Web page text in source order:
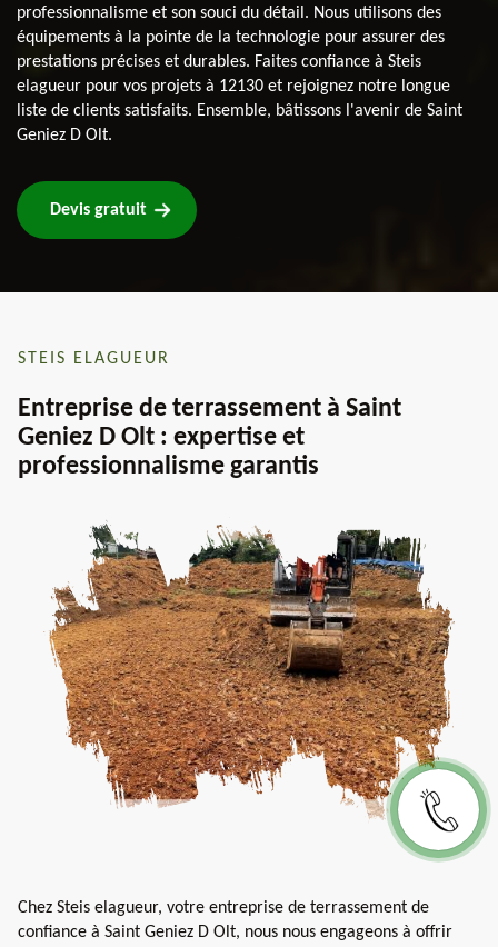
professionnalisme et son souci du détail. Nous utilisons des
équipements à la pointe de la technologie pour assurer des
prestations précises et durables. Faites confiance à Steis
elagueur pour vos projets à 12130 et rejoignez notre longue
liste de clients satisfaits. Ensemble, bâtissons l'avenir de Saint
Geniez D Olt.
Devis gratuit
STEIS ELAGUEUR
Entreprise de terrassement à Saint
Geniez D Olt : expertise et
professionnalisme garantis
Chez Steis elagueur, votre entreprise de terrassement de
confiance à Saint Geniez D Olt, nous nous engageons à offrir